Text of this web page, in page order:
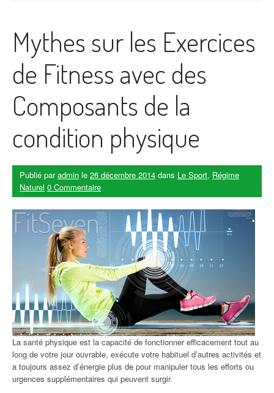
Mythes sur les Exercices
de Fitness avec des
Composants de la
condition physique
Publié paradmin le 26 décembre 2014 dans Le Sport, Régime
Naturel 0 Commentaire
La santé physique est la capacité de fonctionner efficacement tout au
long de votre jour ouvrable, exécute votre habituel d’autres activités et
a toujours assez d’énergie plus de pour manipuler tous les efforts ou
urgences supplémentaires qui peuvent surgir.